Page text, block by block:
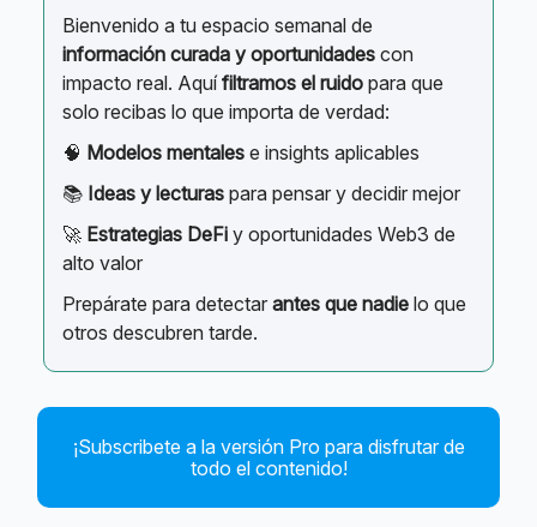
Bienvenido a tu espacio semanal de
información curada y oportunidades con
impacto real. Aquífiltramos el ruido para que
solo recibas lo que importa de verdad:
🧠 Modelos mentales e insights aplicables
📚 Ideas y lecturas para pensar y decidir mejor
🚀 Estrategias DeFi y oportunidades Web3 de
alto valor
Prepárate para detectar antes que nadie lo que
otros descubren tarde.
¡Subscribete a la versión Pro para disfrutar de
todo el contenido!